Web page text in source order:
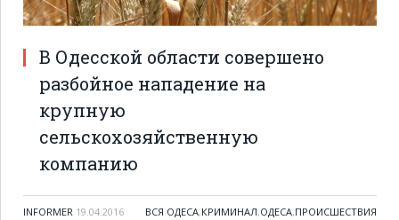
В Одесской области совершено
разбойное нападение на
крупную
сельскохозяйственную
компанию
INFORMER 19.04.2016 ВСЯ ОДЕСА,КРИМИНАЛ,ОДЕСА,ПРОИСШЕСТВИЯ